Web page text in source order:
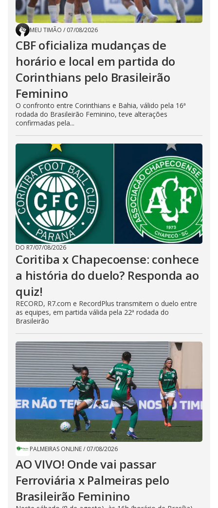
MEU TIMÃO / 07/08/2026
CBF oficializa mudanças de
horário e local em partida do
Corinthians pelo Brasileirão
Feminino
O confronto entre Corinthians e Bahia, válido pela 16ª
rodada do Brasileirão Feminino, teve alterações
confirmadas pela...
DO R7/07/08/2026
Coritiba x Chapecoense: conhece
a história do duelo? Responda ao
quiz!
RECORD, R7.com e RecordPlus transmitem o duelo entre
as equipes, em partida válida pela 22ª rodada do
Brasileirão
PALMEIRAS ONLINE/ 07/08/2026
AO VIVO! Onde vai passar
Ferroviária x Palmeiras pelo
Brasileirão Feminino